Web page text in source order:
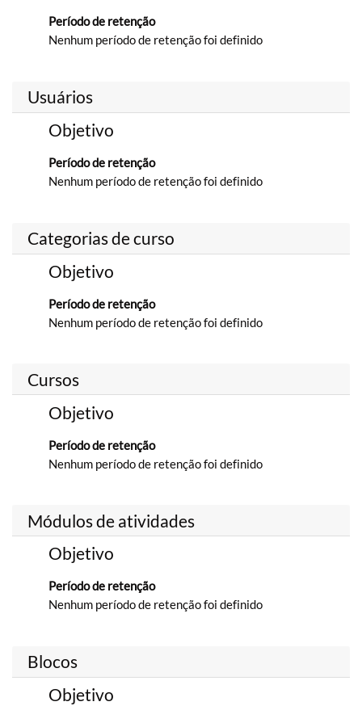
Período de retenção
Nenhum período de retenção foi definido
Usuários
Objetivo
Período de retenção
Nenhum período de retenção foi definido
Categorias de curso
Objetivo
Período de retenção
Nenhum período de retenção foi definido
Cursos
Objetivo
Período de retenção
Nenhum período de retenção foi definido
Módulos de atividades
Objetivo
Período de retenção
Nenhum período de retenção foi definido
Blocos
Objetivo